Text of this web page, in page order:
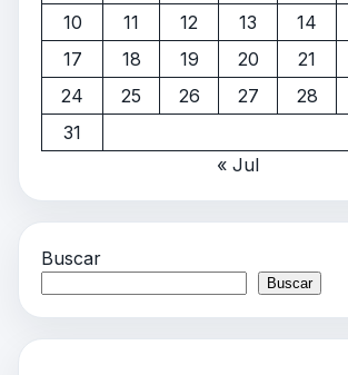
10 11 12 13 14
17
18 19 20 21
24
25 26 27 28
31
« Jul
Buscar
Buscar